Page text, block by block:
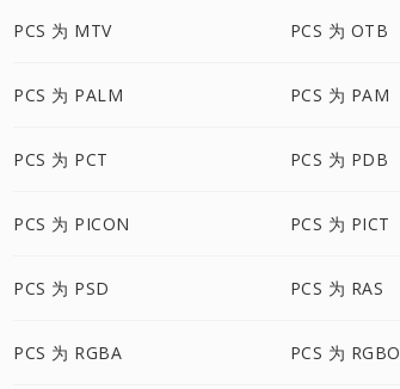
PCS 为 MTV PCS 为 OTB
PCS 为 PALM PCS 为 PAM
PCS 为 PCT PCS 为 PDB
PCS 为 PICON PCS 为 PICT
PCS 为 PSD PCS 为 RAS
PCS 为 RGBA PCS 为 RGBO